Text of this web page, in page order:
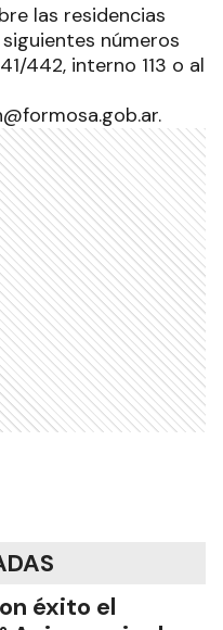
las residencias
números
442, interno 113 o al
éxito el